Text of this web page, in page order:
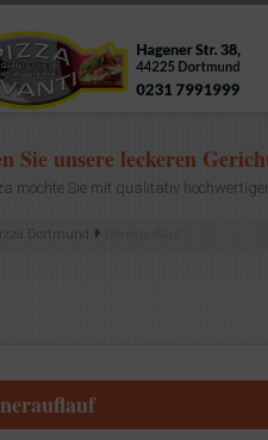
Sie unsere leckeren
möchte Sie mit qualitativ
Dortmund